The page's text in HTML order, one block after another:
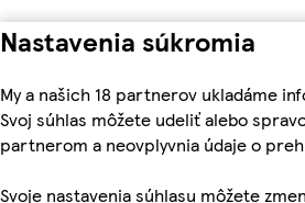
Nastavenia súkromia
My a našich 18 partnerov ukladáme
Svoj súhlas môžete udeliť alebo
partnerom a neovplyvnia údaje o
Svoje nastavenia súhlasu môžete